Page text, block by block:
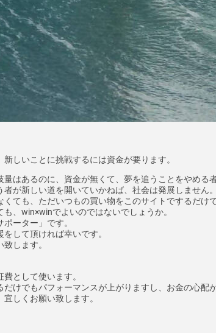
新しいことに挑戦するには資金が要ります。
量はあるのに、資金が無くて、夢を追うことをやめる
者が新しい道を開いていかねば、社会は発展しません。
くても、ただいつもの買い物をこのサイトでするだ
も、win×winでよいのではないでしょうか。
ーター」です。
して頂ければ幸いです。
します。
として使います。
だけでもパフォーマンスが上がりますし、お金の心
宜しくお願い致します。